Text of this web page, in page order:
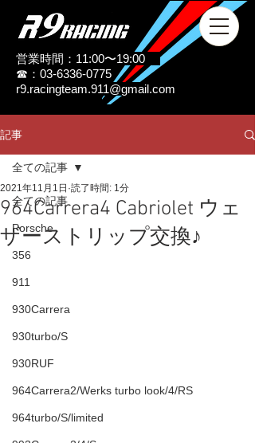
営業時間：11:00〜19:00
☎：03-6336-0775
r9.racingteam.911@gmail.com
記事
全ての記事
Porsche
356
911
930Carrera
930turbo/S
930RUF
964Carrera2/Werks turbo look/4/RS
964turbo/S/limited
全ての記事
964Carrera4 Cabriolet ウェ
ザーストリップ交換♪
2021年11月1日 読了時間: 1分